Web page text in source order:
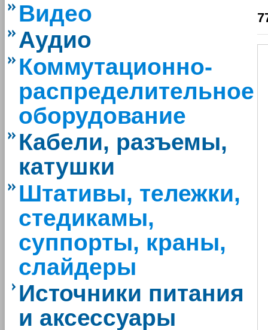
Видео
Аудио
Коммутационно-
распределительное
оборудование
Кабели, разъемы,
катушки
Штативы, тележки,
стедикамы,
суппорты, краны,
слайдеры
Источники питания
и аксессуары